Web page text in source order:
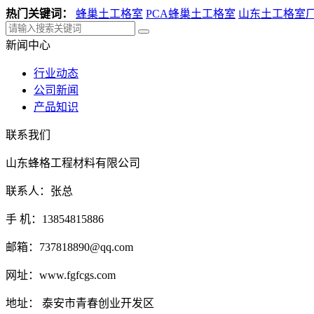
热门关键词： 蜂巢土工格室 PCA蜂巢土工格室 山东土工格室
新闻中心
行业动态
公司新闻
产品知识
联系我们
山东蜂格工程材料有限公司
联系人：张总
手 机：13854815886
邮箱：737818890@qq.com
网址：www.fgfcgs.com
地址： 泰安市青春创业开发区